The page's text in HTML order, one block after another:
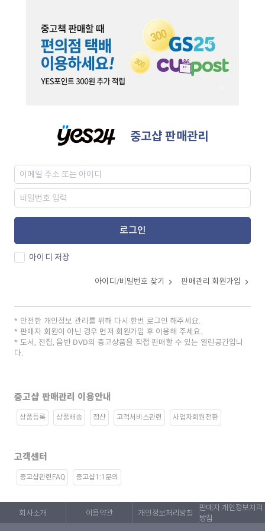
중고샵 판매관리
로그인
아이디 저장
아이디/비밀번호 찾기 판매관리 회원가입
안전한 개인정보 관리를 위해 다시 한번 로그인 해주세요.
판매자 회원이 아닌 경우 먼저 회원가입 후 이용해 주세요.
도서, 전집, 음반 DVD의 중고상품을 직접 판매할 수 있는 열린공간입니
다.
중고샵 판매관리 이용안내
상품등록 상품배송 정산 고객서비스관련 사업자회원전환
고객센터
중고샵관련FAQ 중고샵1:1문의
회사소개 이용약관 개인정보처리방침
판매자 개인정보처리
방침